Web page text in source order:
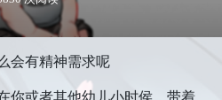
会有精神需求呢